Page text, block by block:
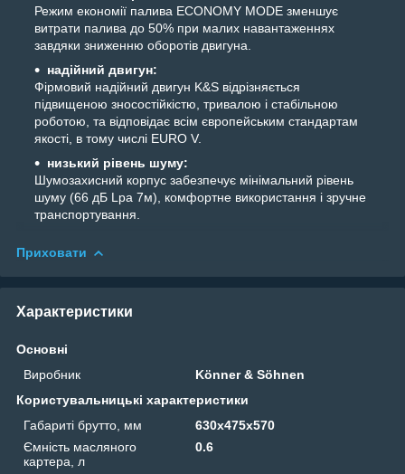
Режим економії палива ECONOMY MODE зменшує
витрати палива до 50% при малих навантаженнях
завдяки зниженню оборотів двигуна.
надійний двигун:
Фірмовий надійний двигун K&S відрізняється
підвищеною зносостійкістю, тривалою і стабільною
роботою, та відповідає всім європейським стандартам
якості, в тому числі EURO V.
низький рівень шуму:
Шумозахисний корпус забезпечує мінімальний рівень
шуму (66 дБ Lpa 7м), комфортне використання і зручне
транспортування.
Приховати
Характеристики
Основні
Виробник
Könner & Söhnen
Користувальницькі характеристики
Габариті брутто, мм
630х475х570
Ємність масляного
картера, л
0.6